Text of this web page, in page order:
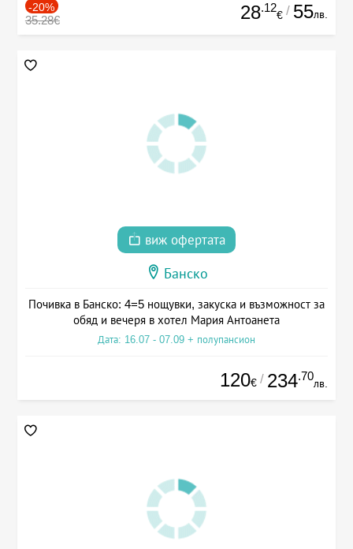
-20%
35.28€ 28.12
€ / 55лв.
виж офертата
Банско
Почивка в Банско: 4=5 нощувки, закуска и възможност за
обяд и вечеря в хотел Мария Антоанета
Дата: 16.07 - 07.09 + полупансион
120€ / 234.70
лв.